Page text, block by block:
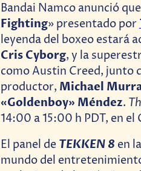
Bandai Namco anunció
Fighting» presentado por
leyenda del boxeo estará
Cris Cyborg, y la
como Austin Creed, junto
productor, Michael
«Goldenboy» Méndez.
14:00 a 15:00 h PDT, en el
El panel de TEKKEN 8 en
mundo del